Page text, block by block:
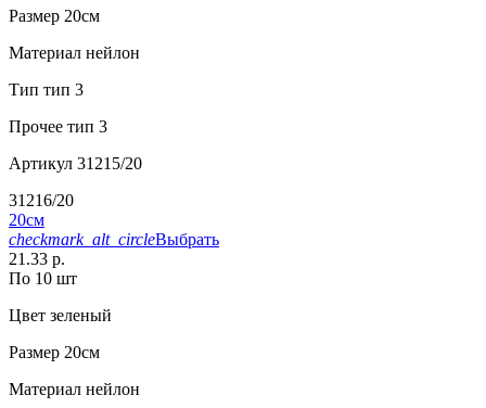
Размер 20см
Материал нейлон
Тип тип 3
Прочее тип 3
Артикул 31215/20
31216/20
20см
checkmark_alt_circleВыбрать
21.33 р.
По 10 шт
Цвет зеленый
Размер 20см
Материал нейлон